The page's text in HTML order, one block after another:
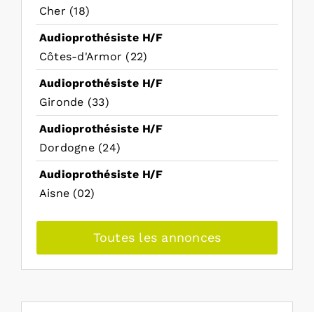
Cher (18)
Audioprothésiste H/F
Côtes-d'Armor (22)
Audioprothésiste H/F
Gironde (33)
Audioprothésiste H/F
Dordogne (24)
Audioprothésiste H/F
Aisne (02)
Toutes les annonces